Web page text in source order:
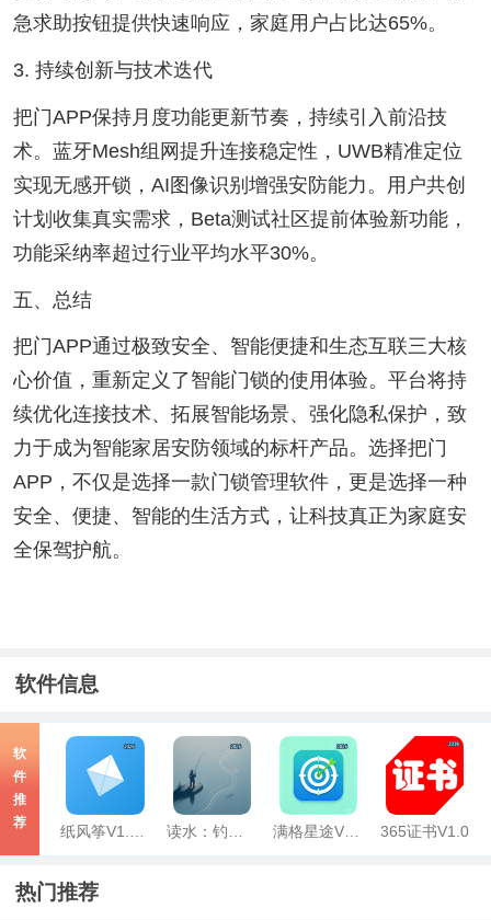
急求助按钮提供快速响应，家庭用户占比达65%。
3. 持续创新与技术迭代
把门APP保持月度功能更新节奏，持续引入前沿技
术。蓝牙Mesh组网提升连接稳定性，UWB精准定位
实现无感开锁，AI图像识别增强安防能力。用户共创
计划收集真实需求，Beta测试社区提前体验新功能，
功能采纳率超过行业平均水平30%。
五、总结
把门APP通过极致安全、智能便捷和生态互联三大核
心价值，重新定义了智能门锁的使用体验。平台将持
续优化连接技术、拓展智能场景、强化隐私保护，致
力于成为智能家居安防领域的标杆产品。选择把门
APP，不仅是选择一款门锁管理软件，更是选择一种
安全、便捷、智能的生活方式，让科技真正为家庭安
全保驾护航。
软件信息
软
件
推
荐
365证书V1.0
热门推荐